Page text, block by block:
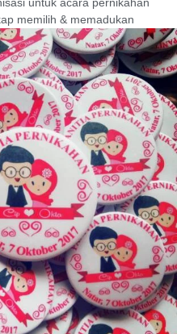
memilih & memadukan